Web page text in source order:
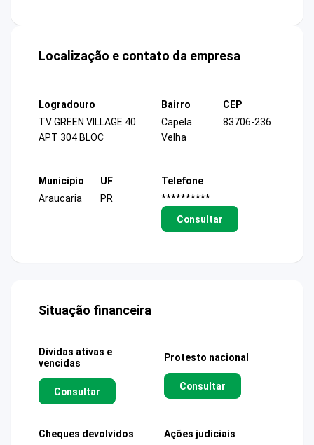
Localização e contato da empresa
Logradouro
TV GREEN VILLAGE 40
APT 304 BLOC
Bairro
Capela
Velha
CEP
83706-236
Município
Araucaria
UF
PR
Telefone
**********
Consultar
Situação financeira
Dívidas ativas e
vencidas
Consultar
Protesto nacional
Consultar
Cheques devolvidos Ações judiciais